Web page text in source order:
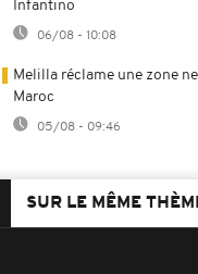
Infantino
06/08 - 10:08
Melilla réclame une zone
Maroc
05/08 - 09:46
SUR LE MÊME